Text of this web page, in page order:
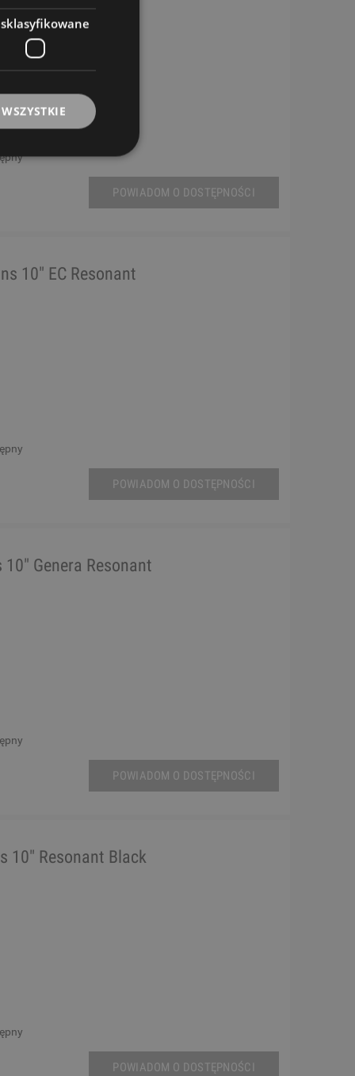
POWIADOM O DOSTĘPNOŚCI
10" EC Resonant
POWIADOM O DOSTĘPNOŚCI
10" Genera Resonant
POWIADOM O DOSTĘPNOŚCI
10" Resonant Black
POWIADOM O DOSTĘPNOŚCI